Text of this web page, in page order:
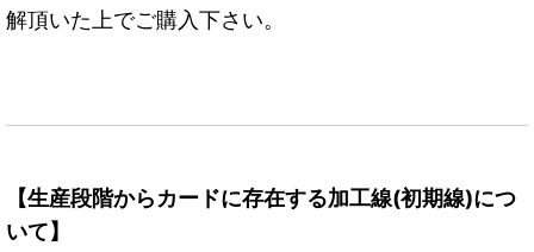
解頂いた上でご購入下さい。
【生産段階からカードに存在する加工線(初期線)につ
いて】